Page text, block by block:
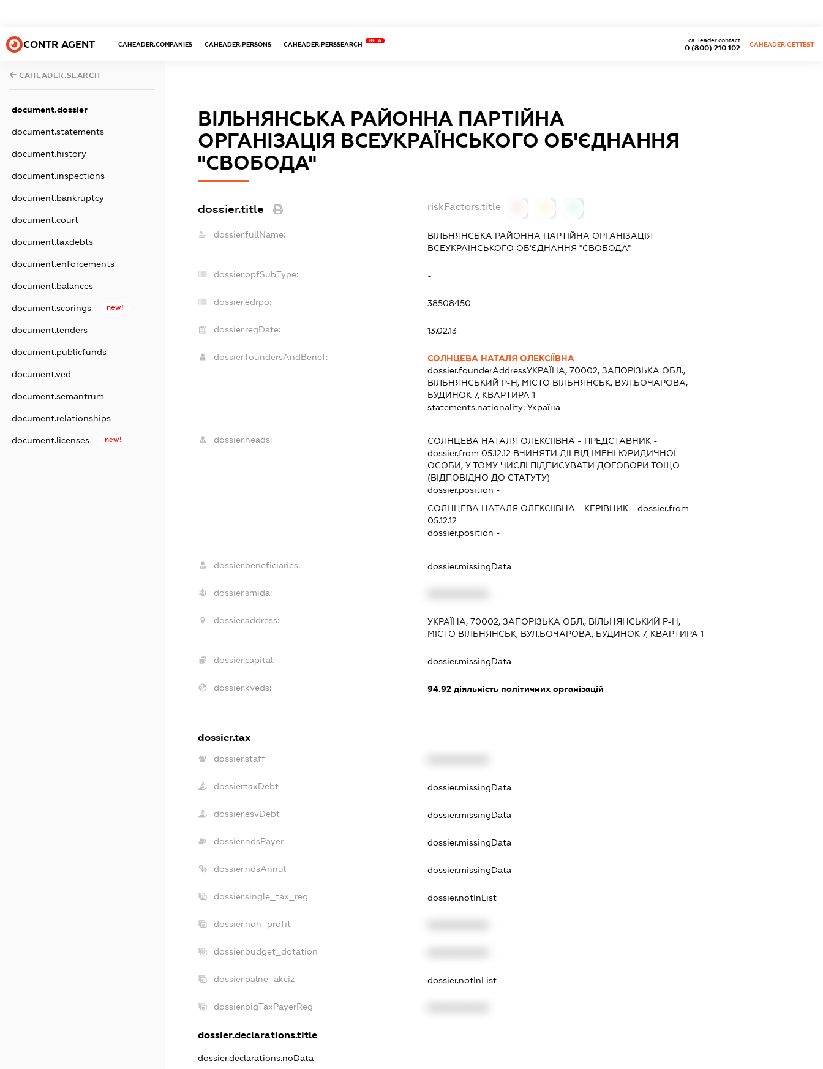
CONTR AGENT CAHEADER.COMPANIES CAHEADER.PERSONS CAHEADER.PERSSEARCH
BETA
0 (800) 210 102
caHeader.contact
CAHEADER.GETTEST
CAHEADER.SEARCH
document.dossier
document.statements
document.history
document.inspections
document.bankruptcy
document.court
document.taxdebts
document.enforcements
document.balances
document.scorings new!
document.tenders
document.publicfunds
document.ved
document.semantrum
document.relationships
document.licenses new!
ВІЛЬНЯНСЬКА РАЙОННА ПАРТІЙНА
ОРГАНІЗАЦІЯ ВСЕУКРАЇНСЬКОГО ОБ'ЄДНАННЯ
"СВОБОДА"
dossier.title riskFactors.title
dossier.fullName:
ВІЛЬНЯНСЬКА РАЙОННА ПАРТІЙНА ОРГАНІЗАЦІЯ
ВСЕУКРАЇНСЬКОГО ОБ'ЄДНАННЯ "СВОБОДА"
dossier.opfSubType: -
dossier.edrpo: 38508450
dossier.regDate: 13.02.13
dossier.foundersAndBenef:
СОЛНЦЕВА НАТАЛЯ ОЛЕКСІЇВНА
dossier.founderAddressУКРАЇНА, 70002, ЗАПОРІЗЬКА ОБЛ.,
ВІЛЬНЯНСЬКИЙ Р-Н, МІСТО ВІЛЬНЯНСЬК, ВУЛ.БОЧАРОВА,
БУДИНОК 7, КВАРТИРА 1
statements.nationality: Україна
dossier.heads: СОЛНЦЕВА НАТАЛЯ ОЛЕКСІЇВНА - ПРЕДСТАВНИК-
dossier.from 05.12.12ВЧИНЯТИ ДІЇ ВІД ІМЕНІ ЮРИДИЧНОЇ
ОСОБИ, У ТОМУ ЧИСЛІ ПІДПИСУВАТИ ДОГОВОРИ ТОЩО
(ВІДПОВІДНО ДО СТАТУТУ)
dossier.position -
СОЛНЦЕВА НАТАЛЯ ОЛЕКСІЇВНА - КЕРІВНИК- dossier.from
05.12.12
dossier.position -
dossier.beneficiaries: dossier.missingData
dossier.smida:
dossier.address:
УКРАЇНА, 70002, ЗАПОРІЗЬКА ОБЛ., ВІЛЬНЯНСЬКИЙ Р-Н,
МІСТО ВІЛЬНЯНСЬК, ВУЛ.БОЧАРОВА, БУДИНОК 7, КВАРТИРА 1
dossier.capital: dossier.missingData
dossier.kveds: 94.92діяльність політичних організацій
dossier.tax
dossier.staff
dossier.taxDebt dossier.missingData
dossier.esvDebt dossier.missingData
dossier.ndsPayer dossier.missingData
dossier.ndsAnnul dossier.missingData
dossier.single_tax_reg dossier.notInList
dossier.non_profit
dossier.budget_dotation
dossier.palne_akciz dossier.notInList
dossier.bigTaxPayerReg
dossier.declarations.title
dossier.declarations.noData